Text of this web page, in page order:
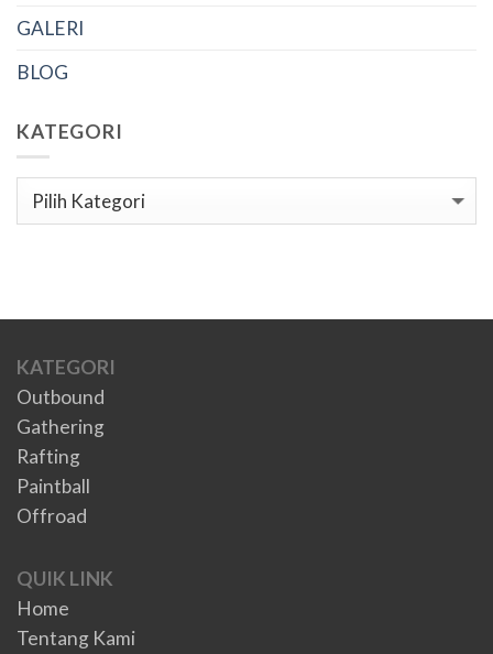
GALERI
BLOG
KATEGORI
Kategori
KATEGORI
Outbound
Gathering
Rafting
Paintball
Offroad
QUIK LINK
Home
Tentang Kami